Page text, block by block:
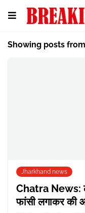
Showing posts
Jharkhand news
Chatra News:
फांसी लगाकर की